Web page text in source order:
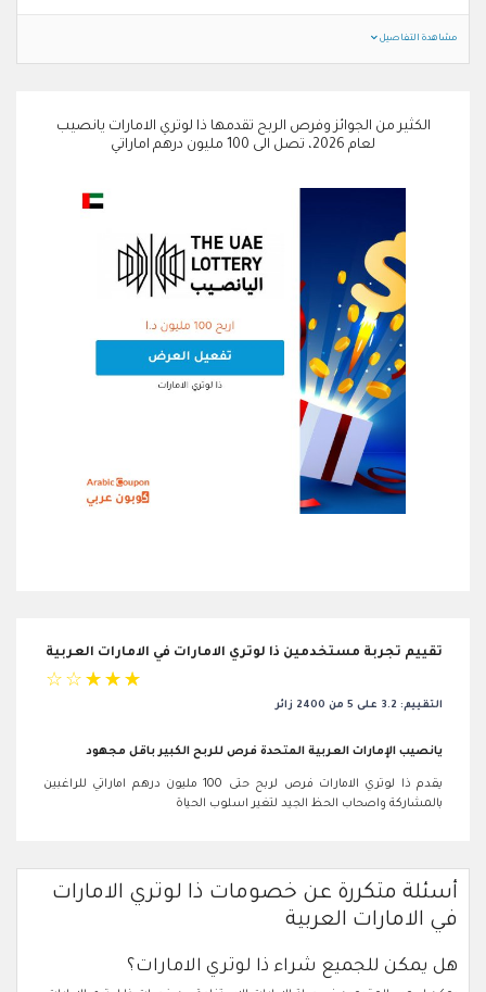
مشاهدة التفاصيل
الكثير من الجوائز وفرص الربح تقدمها ذا لوتري الامارات يانصيب
لعام 2026، تصل الى 100 مليون درهم اماراتي
تقييم تجربة مستخدمين ذا لوتري الامارات في الامارات العربية
☆ ☆ ☆ ☆ ☆
التقييم: 3.2 على 5 من 2400 زائر
يانصيب الإمارات العربية المتحدة فرص للربح الكبير باقل مجهود
يقدم ذا لوتري الامارات فرص لربح حتى 100 مليون درهم اماراتي للراغبين
بالمشاركة واصحاب الحظ الجيد لتغير اسلوب الحياة
أسئلة متكررة عن خصومات ذا لوتري الامارات
في الامارات العربية
هل يمكن للجميع شراء ذا لوتري الامارات؟